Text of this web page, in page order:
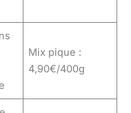
Mix pique :
4,90€/400g